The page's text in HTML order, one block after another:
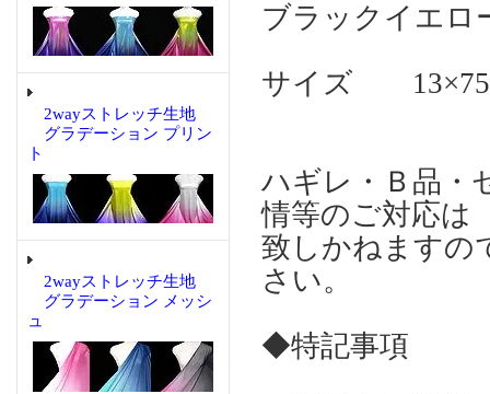
2wayストレッチ生地
グラデーション プリン
ト
2wayストレッチ生地
グラデーション メッシ
ュ
ブラックイエ
サイズ 13×75
ハギレ・Ｂ品・
情等のご対応は
致しかねますの
さい。
◆特記事項